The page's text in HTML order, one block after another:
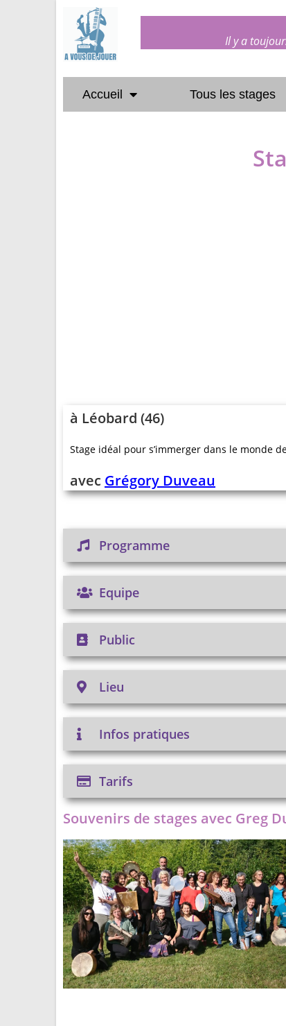
Il y a
Accueil Tous les stages
à Léobard (46)
Stage idéal pour s’immerger dans le monde
avec Grégory Duveau
Programme
Equipe
Public
Lieu
Infos pratiques
Tarifs
Souvenirs de stages avec Greg